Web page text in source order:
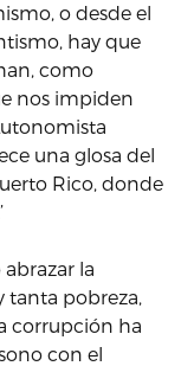
o desde el
hay que
como
nos impiden
una glosa del
Rico, donde
la
tanta pobreza,
corrupción ha
con el